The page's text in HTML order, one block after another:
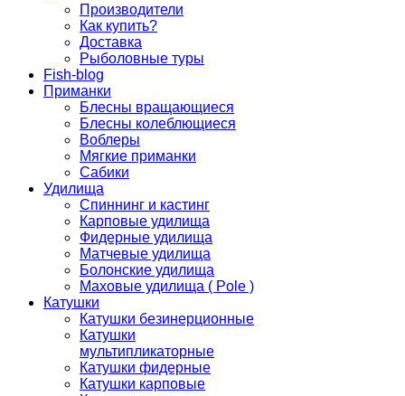
Производители
Как купить?
Доставка
Рыболовные туры
Fish-blog
Приманки
Блесны вращающиеся
Блесны колеблющиеся
Воблеры
Мягкие приманки
Сабики
Удилища
Спиннинг и кастинг
Карповые удилища
Фидерные удилища
Матчевые удилища
Болонские удилища
Маховые удилища ( Pole )
Катушки
Катушки безинерционные
Катушки
мультипликаторные
Катушки фидерные
Катушки карповые